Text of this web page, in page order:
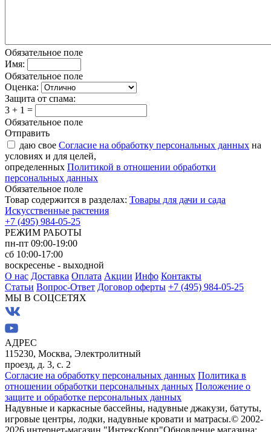
Обязательное поле
Имя:
Обязательное поле
Оценка:
Защита от спама:
3 + 1 =
Обязательное поле
Отправить
даю свое Согласие на обработку персональных данных на
условиях и для целей,
определенных Политикой в отношении обработки
персональных данных
Обязательное поле
Товар содержится в разделах: Товары для дачи и сада
Искусственные растения
+7 (495) 984-05-25
РЕЖИМ РАБОТЫ
пн-пт 09:00-19:00
сб 10:00-17:00
воскресенье - выходной
О нас Доставка Оплата Акции Инфо Контакты
Статьи Вопрос-Ответ Договор оферты +7 (495) 984-05-25
МЫ В СОЦСЕТЯХ
АДРЕС
115230, Москва, Электролитный
проезд, д. 3, с. 2
Согласие на обработку персональных данных Политика в
отношении обработки персональных данных Положение о
защите и обработке персональных данных
Надувные и каркасные бассейны, надувные джакузи, батуты,
игровые центры, лодки, надувные кровати и матрасы.© 2002-
2026 интернет-магазин "ИнтексКорп"Обновление магазина: